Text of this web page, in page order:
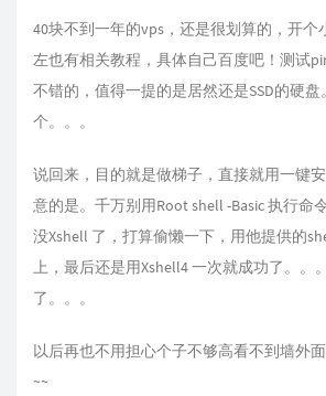
40块不到一年的vps，还是很划算的，开个
左也有相关教程，具体自己百度吧！测试
不错的，值得一提的是居然还是SSD的硬
个。。。
说回来，目的就是做梯子，直接就用一键
意的是。千万别用Root shell -Basic 执行命
没Xshell 了，打算偷懒一下，用他提供的
上，最后还是用Xshell4 一次就成功了。。
了。。。
以后再也不用担心个子不够高看不到墙外
~~